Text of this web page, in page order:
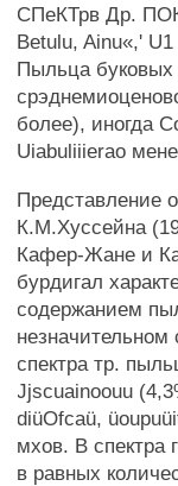
СПеКТрв Др.
Betulu, Ainu«,'
Пыльца буковых
более), иногда
Uiabuliiierao
Представление
К.М.Хуссейна
Кафер-Жане и
бурдигал
содержанием
спектра тр.
Jjscuainoouu
diüOfcaü,
мхов. В спектра
в равных